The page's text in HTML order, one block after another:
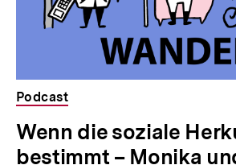
Podcast
Wenn die soziale
bestimmt – Monika